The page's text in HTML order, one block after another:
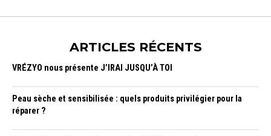
ARTICLES RÉCENTS
VRÉZYO nous présente J’IRAI JUSQU’À TOI
Peau sèche et sensibilisée : quels produits privilégier pour la
réparer ?